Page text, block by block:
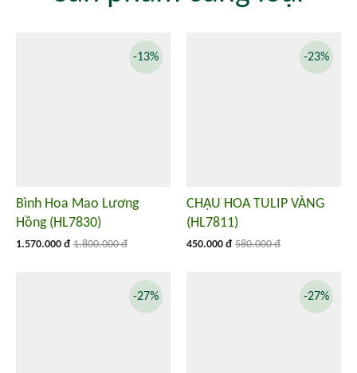
Bình Hoa Mao Lương
Hồng (HL7830)
1.570.000 đ 1.800.000 đ
-13%
CHẬU HOA TULIP VÀNG
(HL7811)
450.000 đ 580.000 đ
-23%
-27% -27%